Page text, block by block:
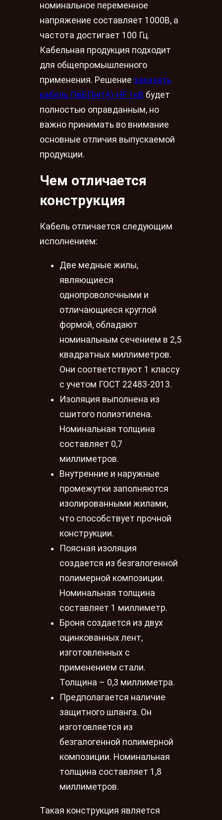
номинальное переменное
напряжение составляет 1000В, а
частота достигает 100 Гц.
Кабельная продукция подходит
для общепромышленного
применения. Решение заказать
кабель ПвБПнг(A)-HF 1кВ будет
полностью оправданным, но
важно принимать во внимание
основные отличия выпускаемой
продукции.
Чем отличается
конструкция
Кабель отличается следующим
исполнением:
Две медные жилы,
являющиеся
однопроволочными и
отличающиеся круглой
формой, обладают
номинальным сечением в 2,5
квадратных миллиметров.
Они соответствуют 1 классу
с учетом ГОСТ 22483-2013.
Изоляция выполнена из
сшитого полиэтилена.
Номинальная толщина
составляет 0,7
миллиметров.
Внутренние и наружные
промежутки заполняются
изолированными жилами,
что способствует прочной
конструкции.
Поясная изоляция
создается из безгалогенной
полимерной композиции.
Номинальная толщина
составляет 1 миллиметр.
Броня создается из двух
оцинкованных лент,
изготовленных с
применением стали.
Толщина – 0,3 миллиметра.
Предполагается наличие
защитного шланга. Он
изготовляется из
безгалогенной полимерной
композиции. Номинальная
толщина составляет 1,8
миллиметров.
Такая конструкция является